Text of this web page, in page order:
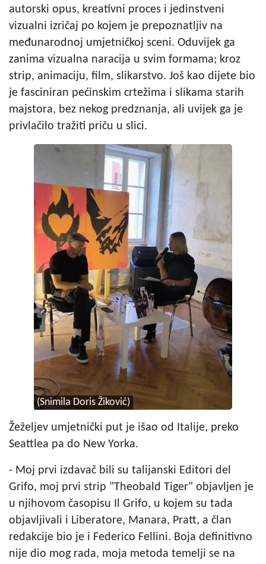
autorski opus, kreativni proces i jedinstveni
vizualni izričaj po kojem je prepoznatljiv na
međunarodnoj umjetničkoj sceni. Oduvijek ga
zanima vizualna naracija u svim formama; kroz
strip, animaciju, film, slikarstvo. Još kao dijete bio
je fasciniran pećinskim crtežima i slikama starih
majstora, bez nekog predznanja, ali uvijek ga je
privlačilo tražiti priču u slici.
(Snimila Doris Žiković)
Žeželjev umjetnički put je išao od Italije, preko
Seattlea pa do New Yorka.
- Moj prvi izdavač bili su talijanski Editori del
Grifo, moj prvi strip "Theobald Tiger" objavljen je
u njihovom časopisu Il Grifo, u kojem su tada
objavljivali i Liberatore, Manara, Pratt, a član
redakcije bio je i Federico Fellini. Boja definitivno
nije dio mog rada, moja metoda temelji se na